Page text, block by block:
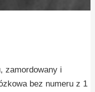
zamordowany i
bez numeru z 1